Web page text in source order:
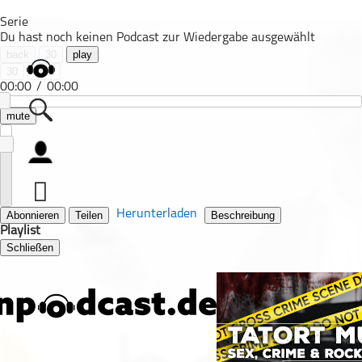
Serie
Du hast noch keinen Podcast zur Wiedergabe ausgewählt
back 30
play
30
next
00:00 / 00:00
mute
Abonnieren Teilen Herunterladen Beschreibung
Playlist
Schließen
Bildung
Familie & Elternschaft